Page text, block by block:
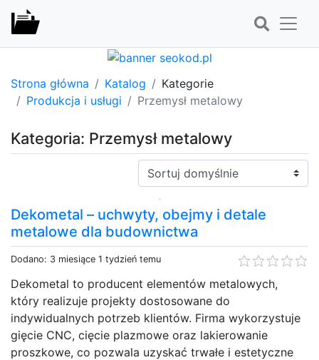
Strona główna Katalog
Kategorie
Produkcja i usługi
Przemysł metalowy
Kategoria: Przemysł metalowy
Sortuj:
Dekometal – uchwyty, obejmy i detale
metalowe dla budownictwa
Dodano: 3 miesiące 1 tydzień temu
Dekometal to producent elementów metalowych,
który realizuje projekty dostosowane do
indywidualnych potrzeb klientów. Firma wykorzystuje
gięcie CNC, cięcie plazmowe oraz lakierowanie
proszkowe, co pozwala uzyskać trwałe i estetyczne